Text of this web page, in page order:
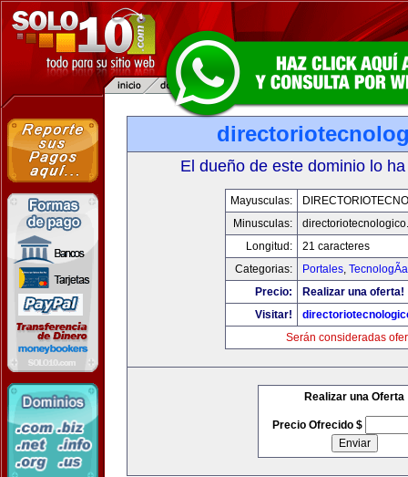
El dueño de este dominio lo
Mayusculas:
Minusculas:
Longitud:
21 caracteres
Categorias:
Portales, TecnologÃ­a
Precio:
Realizar una oferta!
Visitar!
Serán consideradas
Realizar una Oferta
Precio Ofrecido $